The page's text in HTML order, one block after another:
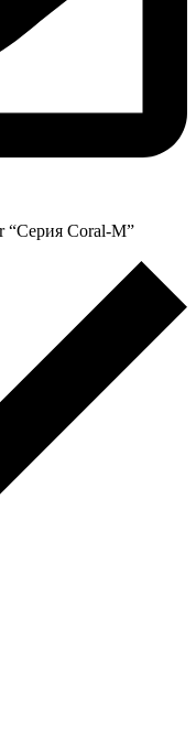
“Серия Coral-M”